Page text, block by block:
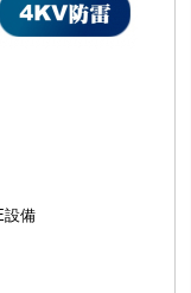
設備